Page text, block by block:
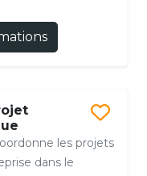
les projets
dans le